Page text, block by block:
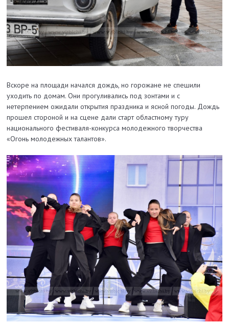
Вскоре на площади начался дождь, но горожане не спешили
уходить по домам. Они прогуливались под зонтами и с
нетерпением ожидали открытия праздника и ясной погоды. Дождь
прошел стороной и на сцене дали старт областному туру
национального фестиваля-конкурса молодежного творчества
«Огонь молодежных талантов».